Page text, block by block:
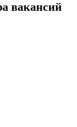
вакансий